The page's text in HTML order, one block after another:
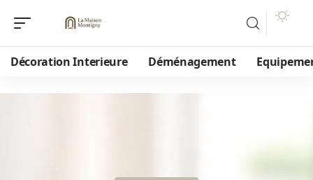
Décoration Interieure Déménagement